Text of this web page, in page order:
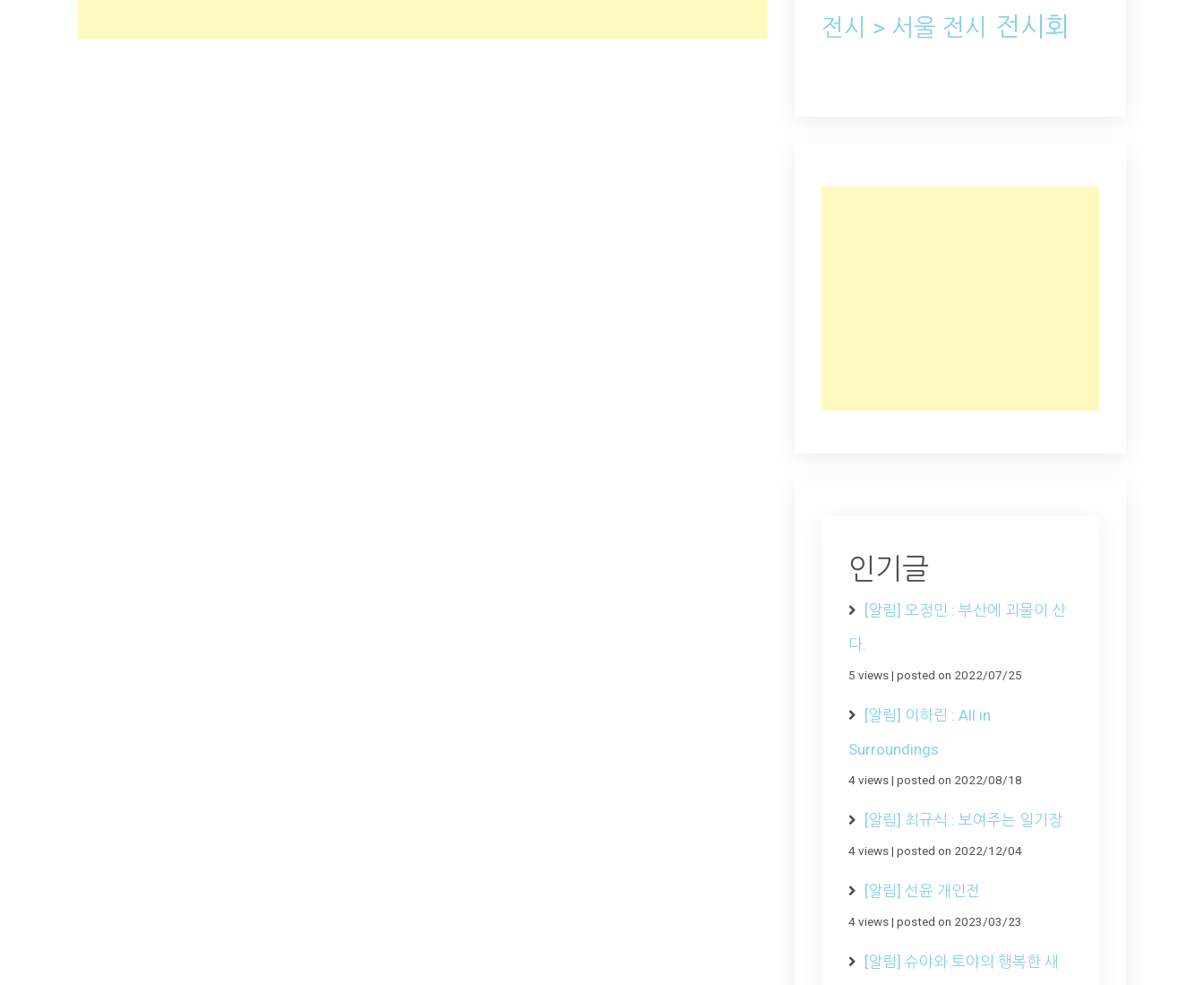
전시 > 서울 전시 전시회
인기글
[알림] 오정민 : 부산에 괴물이 산
다.
5 views| posted on 2022/07/25
[알림] 이하린 : All in
Surroundings
4 views| posted on 2022/08/18
[알림] 최규식 : 보여주는 일기장
4 views| posted on 2022/12/04
[알림] 선윤 개인전
4 views| posted on 2023/03/23
[알림] 슈야와 토야의 행복한 새